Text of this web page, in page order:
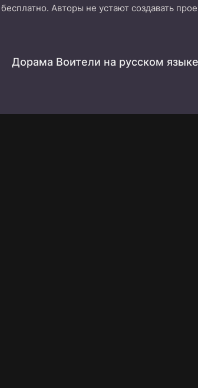
Авторы не устают создавать
Дорама Воители на русском